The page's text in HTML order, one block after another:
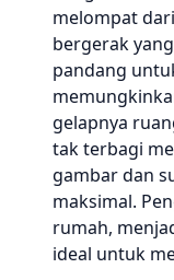
melompat
bergerak
pandang
gelapnya
tak terbagi
gambar dan
maksimal.
rumah,
ideal untuk